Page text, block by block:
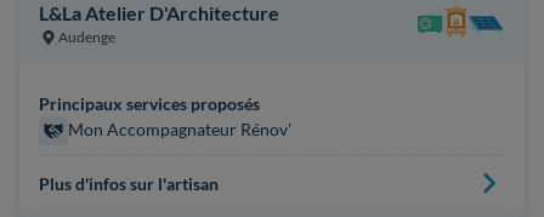
L&La Atelier D'Architecture
Audenge
Principaux services proposés
Mon Accompagnateur Rénov'
Plus d'infos sur l'artisan